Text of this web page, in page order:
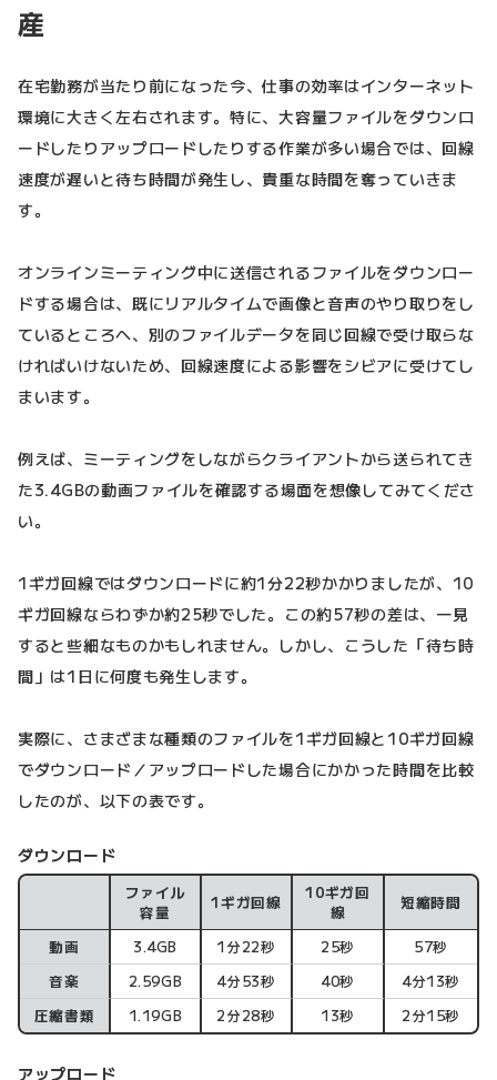
産
在宅勤務が当たり前になった今、仕事の効率はインターネット
環境に大きく左右されます。特に、大容量ファイルをダウンロ
ードしたりアップロードしたりする作業が多い場合では、回線
速度が遅いと待ち時間が発生し、貴重な時間を奪っていきま
す。
オンラインミーティング中に送信されるファイルをダウンロー
ドする場合は、既にリアルタイムで画像と音声のやり取りをし
ているところへ、別のファイルデータを同じ回線で受け取らな
ければいけないため、回線速度による影響をシビアに受けてし
まいます。
例えば、ミーティングをしながらクライアントから送られてき
た3.4GBの動画ファイルを確認する場面を想像してみてくださ
い。
1ギガ回線ではダウンロードに約1分22秒かかりましたが、10
ギガ回線ならわずか約25秒でした。この約57秒の差は、一見
すると些細なものかもしれません。しかし、こうした「待ち時
間」は1日に何度も発生します。
実際に、さまざまな種類のファイルを1ギガ回線と10ギガ回線
でダウンロード／アップロードした場合にかかった時間を比較
したのが、以下の表です。
ダウンロード
ダウンロード
ファイル
容量
1ギガ回線
10ギガ回
線
短縮時間
動画 3.4GB 1分22秒 25秒
57秒
音楽
2.59GB 4分53秒 40秒
4分13秒
圧縮書類
1.19GB 2分28秒 13秒 2分15秒
アップロード